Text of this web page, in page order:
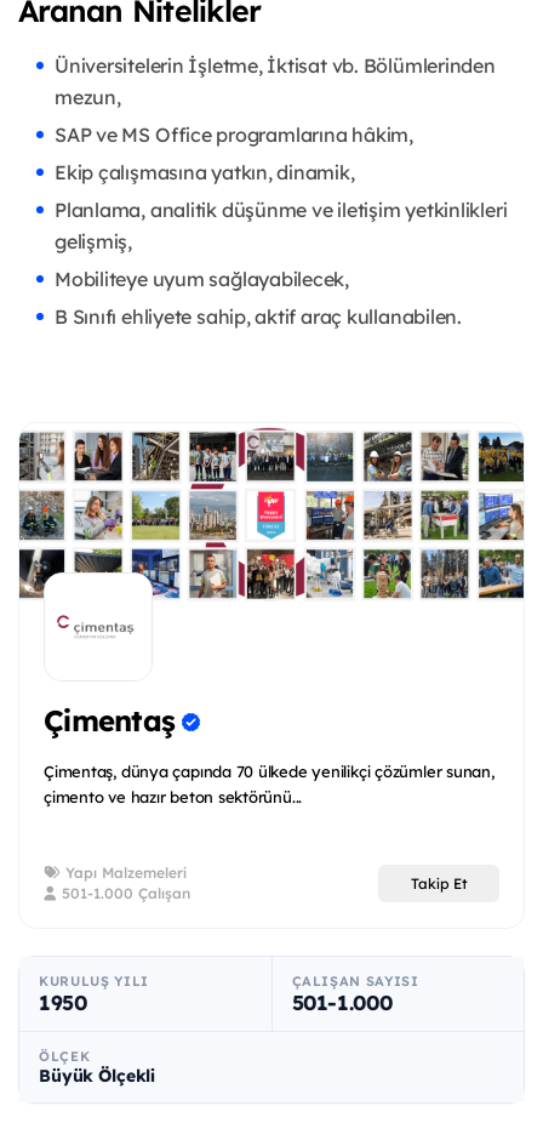
Aranan Nitelikler
Üniversitelerin İşletme, İktisat vb. Bölümlerinden
mezun,
SAP ve MS Office programlarına hâkim,
Ekip çalışmasına yatkın, dinamik,
Planlama, analitik düşünme ve iletişim yetkinlikleri
gelişmiş,
Mobiliteye uyum sağlayabilecek,
B Sınıfı ehliyete sahip, aktif araç kullanabilen.
Çimentaş
Çimentaş, dünya çapında 70 ülkede yenilikçi çözümler sunan,
çimento ve hazır beton sektörünü...
Yapı Malzemeleri
501-1.000 Çalışan
Takip Et
KURULUŞ YILI
1950
ÇALIŞAN SAYISI
501-1.000
ÖLÇEK
Büyük Ölçekli